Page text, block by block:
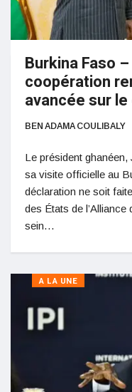
Burkina Faso
coopération
avancée sur le
BEN ADAMA COULIBALY
Le président
sa visite officielle au
déclaration ne soit
des États de
sein…
A LA UNE